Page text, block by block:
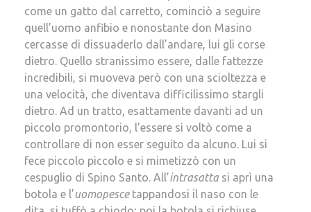
come un gatto dal carretto, cominciò a seguire
quell’uomo anfibio e nonostante don Masino
cercasse di dissuaderlo dall’andare, lui gli corse
dietro. Quello stranissimo essere, dalle fattezze
incredibili, si muoveva però con una scioltezza e
una velocità, che diventava difficilissimo stargli
dietro. Ad un tratto, esattamente davanti ad un
piccolo promontorio, l’essere si voltò come a
controllare di non esser seguito da alcuno. Lui si
fece piccolo piccolo e si mimetizzò con un
cespuglio di Spino Santo. All’intrasatta si aprì una
botola e l’uomopesce tappandosi il naso con le